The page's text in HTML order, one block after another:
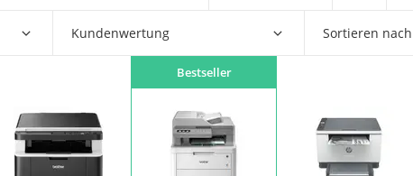
Kundenwertung Sortieren nach
Bestseller